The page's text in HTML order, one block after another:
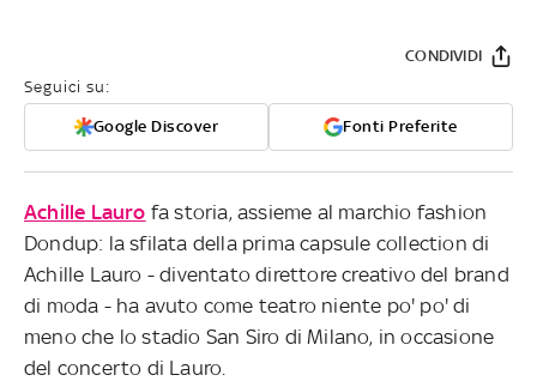
Seguici su:
Google Discover Fonti Preferite
CONDIVIDI
Achille Lauro fa storia, assieme al marchio fashion
Dondup: la sfilata della prima capsule collection di
Achille Lauro - diventato direttore creativo del brand
di moda - ha avuto come teatro niente po' po' di
meno che lo stadio San Siro di Milano, in occasione
del concerto di Lauro.